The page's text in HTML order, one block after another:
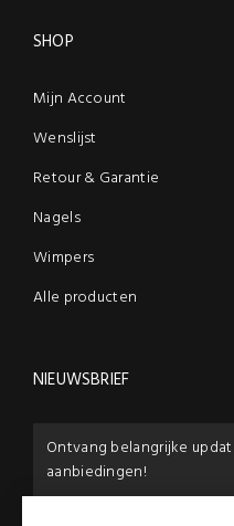
SHOP
Mijn Account
Wenslijst
Retour & Garantie
Nagels
Wimpers
Alle producten
NIEUWSBRIEF
Ontvang belangrijke
aanbiedingen!